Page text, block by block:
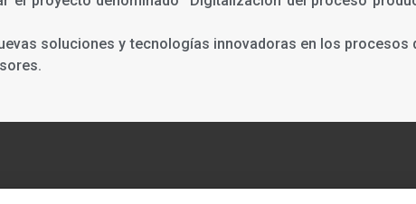
soluciones y tecnologías innovadoras en los procesos